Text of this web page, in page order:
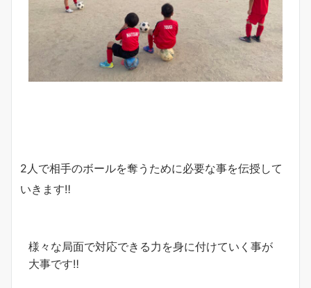
2人で相手のボールを奪うために必要な事を伝授して
いきます‼︎
様々な局面で対応できる力を身に付けていく事が
大事です‼︎